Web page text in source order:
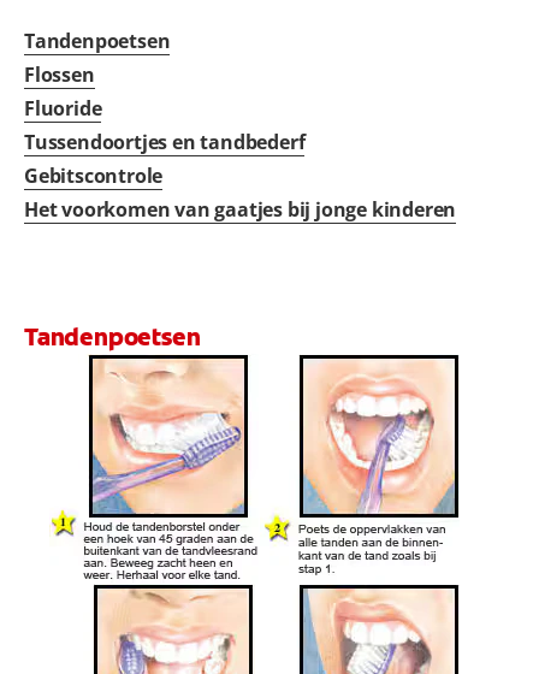
Tandenpoetsen
Flossen
Fluoride
Tussendoortjes en tandbederf
Gebitscontrole
Het voorkomen van gaatjes bij jonge kinderen
Tandenpoetsen